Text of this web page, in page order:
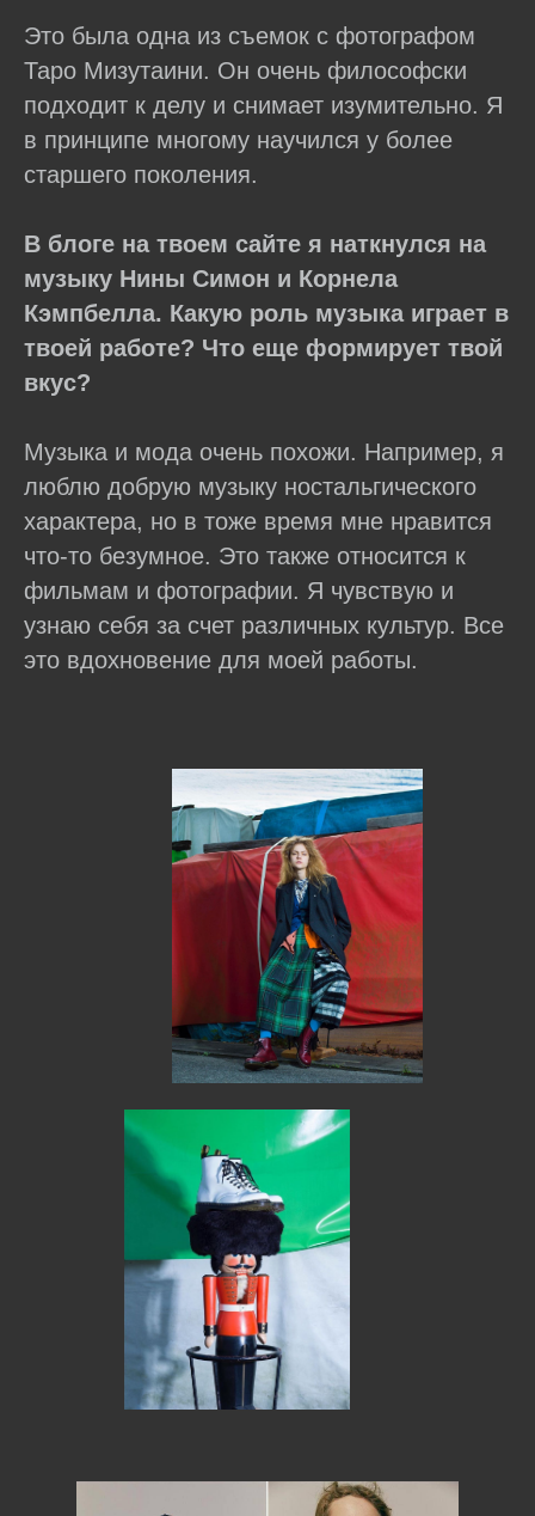
Это была одна из съемок с фотографом
Таро Мизутаини. Он очень философски
подходит к делу и снимает изумительно. Я
в принципе многому научился у более
старшего поколения.
В блоге на твоем сайте я наткнулся на
музыку Нины Симон и Корнела
Кэмпбелла. Какую роль музыка играет в
твоей работе? Что еще формирует твой
вкус?
Музыка и мода очень похожи. Например, я
люблю добрую музыку ностальгического
характера, но в тоже время мне нравится
что-то безумное. Это также относится к
фильмам и фотографии. Я чувствую и
узнаю себя за счет различных культур. Все
это вдохновение для моей работы.